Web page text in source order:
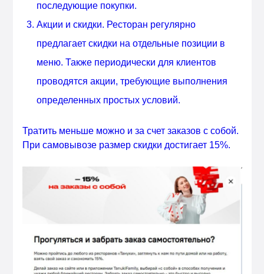
последующие покупки.
Акции и скидки. Ресторан регулярно
предлагает скидки на отдельные позиции в
меню. Также периодически для клиентов
проводятся акции, требующие выполнения
определенных простых условий.
Тратить меньше можно и за счет заказов с собой.
При самовывозе размер скидки достигает 15%.